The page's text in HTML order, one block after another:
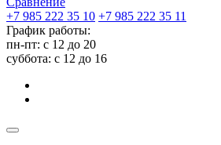
+7 985 222 35 10 +7 985 222 35 11
График работы:
пн-пт: с 12 до 20
суббота: c 12 до 16